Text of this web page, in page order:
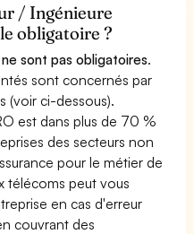
/ Ingénieure
obligatoire ?
ne sont pas obligatoires.
sont concernés par
(voir ci-dessous).
est dans plus de 70 %
des secteurs non
pour le métier de
télécoms peut vous
en cas d'erreur
couvrant des